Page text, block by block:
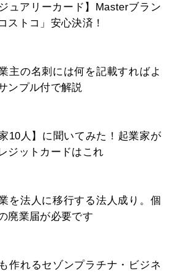
ジュアリーカード】Masterブラン
ストコ」安心決済！
主の名刺には何を記載すればよ
ンプル付で解説
家10人】に聞いてみた！起業家が
ジットカードはこれ
を法人に移行する法人成り。個
廃業届が必要です
作れるセゾンプラチナ・ビジネ